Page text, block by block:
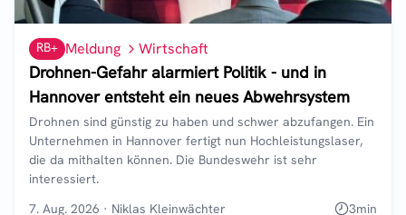
RB+ Meldung Wirtschaft
Drohnen-Gefahr alarmiert Politik - und in
Hannover entsteht ein neues Abwehrsystem
Drohnen sind günstig zu haben und schwer abzufangen. Ein
Unternehmen in Hannover fertigt nun Hochleistungslaser,
die da mithalten können. Die Bundeswehr ist sehr
interessiert.
7. Aug. 2026 · Niklas Kleinwächter 3min